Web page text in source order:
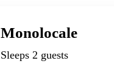
Monolocale
Sleeps 2 guests